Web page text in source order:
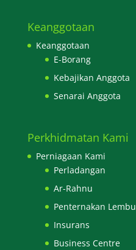
Keanggotaan
Keanggotaan
E-Borang
Kebajikan Anggota
Senarai Anggota
Perkhidmatan Kami
Perniagaan Kami
Perladangan
Ar-Rahnu
Penternakan Lembu
Insurans
Business Centre